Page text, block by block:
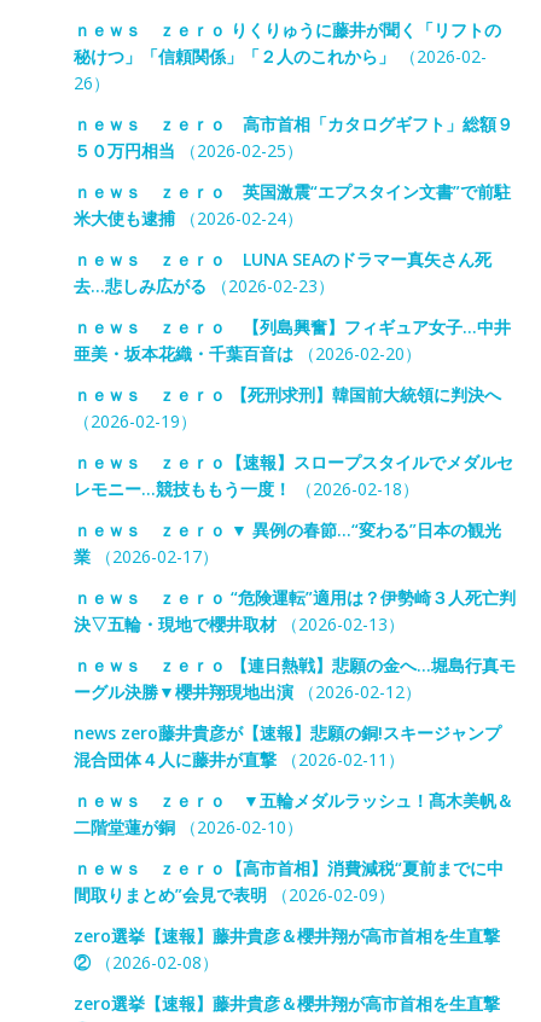
ｎｅｗｓ ｚｅｒｏ りくりゅうに藤井が聞く「リフトの
秘けつ」「信頼関係」「２人のこれから」
（2026-02-
26）
ｎｅｗｓ ｚｅｒｏ 高市首相「カタログギフト」総額９
５０万円相当 （2026-02-25）
ｎｅｗｓ ｚｅｒｏ 英国激震“エプスタイン文書”で前駐
米大使も逮捕（2026-02-24）
ｎｅｗｓ ｚｅｒｏ LUNA SEAのドラマー真矢さん死
去…悲しみ広がる （2026-02-23）
ｎｅｗｓ ｚｅｒｏ 【列島興奮】フィギュア女子…中井
亜美・坂本花織・千葉百音は（2026-02-20）
ｎｅｗｓ ｚｅｒｏ 【死刑求刑】韓国前大統領に判決へ
（2026-02-19）
ｎｅｗｓ ｚｅｒｏ【速報】スロープスタイルでメダルセ
レモニー…競技ももう一度！
（2026-02-18）
ｎｅｗｓ ｚｅｒｏ ▼ 異例の春節…“変わる”日本の観光
業（2026-02-17）
ｎｅｗｓ ｚｅｒｏ “危険運転”適用は？伊勢崎３人死亡判
決▽五輪・現地で櫻井取材（2026-02-13）
ｎｅｗｓ ｚｅｒｏ 【連日熱戦】悲願の金へ…堀島行真モ
ーグル決勝▼櫻井翔現地出演（2026-02-12）
news zero藤井貴彦が【速報】悲願の銅!スキージャンプ
混合団体４人に藤井が直撃（2026-02-11）
ｎｅｗｓ ｚｅｒｏ ▼五輪メダルラッシュ！髙木美帆＆
二階堂蓮が銅（2026-02-10）
ｎｅｗｓ ｚｅｒｏ【高市首相】消費減税“夏前までに中
間取りまとめ”会見で表明 （2026-02-09）
zero選挙【速報】藤井貴彦＆櫻井翔が高市首相を生直撃
②（2026-02-08）
zero選挙【速報】藤井貴彦＆櫻井翔が高市首相を生直撃